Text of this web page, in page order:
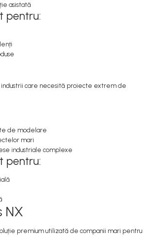
asistată
pentru:
industrii care necesită proiecte extrem de
de modelare
mari
industriale complexe
pentru:
NX
premium utilizată de companii mari pentru